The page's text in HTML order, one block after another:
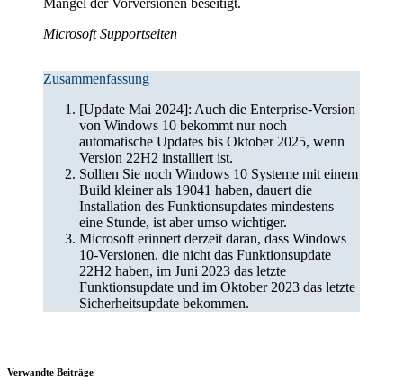
Microsoft Supportseiten
Zusammenfassung
[Update Mai 2024]: Auch die Enterprise-Version
von Windows 10 bekommt nur noch
automatische Updates bis Oktober 2025, wenn
Version 22H2 installiert ist.
Sollten Sie noch Windows 10 Systeme mit einem
Build kleiner als 19041 haben, dauert die
Installation des Funktionsupdates mindestens
eine Stunde, ist aber umso wichtiger.
Microsoft erinnert derzeit daran, dass Windows
10-Versionen, die nicht das Funktionsupdate
22H2 haben, im Juni 2023 das letzte
Funktionsupdate und im Oktober 2023 das letzte
Sicherheitsupdate bekommen.
Verwandte Beiträge